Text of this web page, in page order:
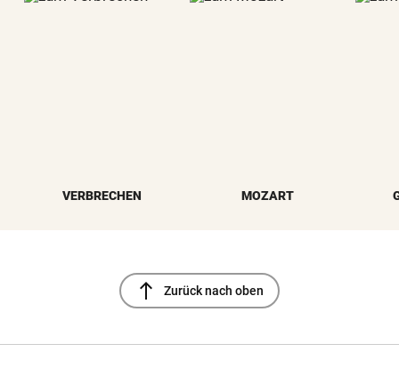
VERBRECHEN MOZART
north Zurück nach oben